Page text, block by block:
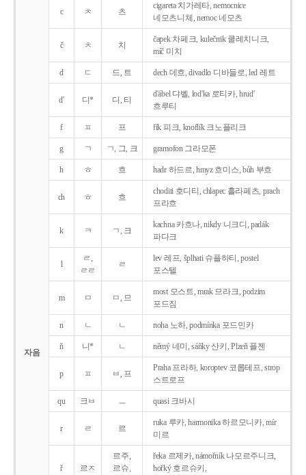
자음
c ㅊ 츠
cigareta 치가레타, nemocnice
네모츠니체, nemoc 네모츠
č ㅊ 치
čapek 차페크, kulečnik 쿨레치니크,
míč 미치
d ㄷ 드, 트 dech 데흐, divadlo 디바들로, led 레트
d' 디* 디, 티
d'ábel 댜벨, lod'ka 로티카, hrud'
흐루티
f ㅍ 프 fík 피크, knoflík 크노플리크
g ㄱ ㄱ, 그, 크 gramofon 그라모폰
h ㅎ 흐 hadr 하드르, hmyz 흐미스, bůh 부흐
ch ㅎ 흐
choditi 호디티, chlapec 흘라페츠, prach
프라흐
k ㅋ ㄱ, 크
kachna 카흐나, nikdy 니크디, padák
파다크
l
ㄹ,
ㄹㄹ
ㄹ
lev 레프, šplhati 슈플하티, postel
포스텔
m ㅁ ㅁ, 므
most 모스트, mrak 므라크, podzim
포드짐
n ㄴ ㄴ noha 노하, podmínka 포드민카
ň 니* ㄴ němý 네미, sáňky 산키, Plzeň 플젠
p ㅍ ㅂ, 프
Praha 프라하, koroptev 코롭테프, strop
스트로프
qu 크ㅂ ㅡ quasi 크바시
r ㄹ 르
ruka 루카, harmonika 하르모니카, mír
미르
ř 르ㅈ
르주,
르슈,
řeka 르제카, námořník 나모르주니크,
hořký 호르슈키,